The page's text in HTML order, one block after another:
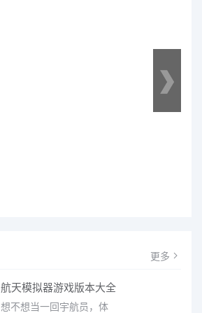
更多
航天模拟器游戏版本大全
想不想当一回宇航员，体